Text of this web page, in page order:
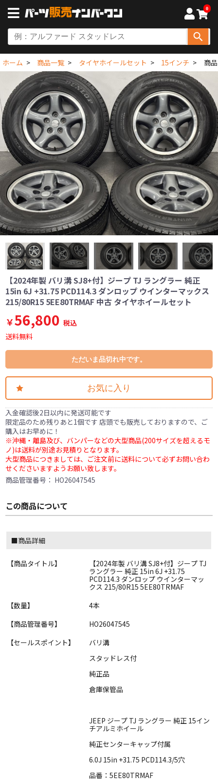
0
ホーム 商品一覧 タイヤホイールセット 15インチ 商
【2024年製 バリ溝 SJ8+付】ジープ TJ ラングラー 純正
15in 6J +31.75 PCD114.3 ダンロップ ウインターマックス
215/80R15 5EE80TRMAF 中古 タイヤホイールセット
￥56,800 税込
送料無料
ただいま品切れ中です。
お気に入り
入金確認後2日以内に発送可能です
限定品のため残りあと1個です 店頭でも販売しておりますので、ご
購入はお早めに！
※沖縄・離島及び、バンパーなどの大型商品(200サイズを超えるモ
ノ)は送料が別途お見積りとなります。
大型商品につきましては、ご注文前に送料について必ずお問い合わ
せくださいますようお願い致します。
商品管理番号： HO26047545
この商品について
■商品詳細
【商品タイトル】
【2024年製 バリ溝 SJ8+付】ジープ TJ
ラングラー 純正 15in 6J +31.75
PCD114.3 ダンロップ ウインターマッ
クス 215/80R15 5EE80TRMAF
【数量】
4本
【商品管理番号】
HO26047545
【セールスポイント】
バリ溝
スタッドレス付
純正品
倉庫保管品
JEEP ジープ TJ ラングラー 純正 15イン
チアルミホイール
純正センターキャップ付属
6.0J 15in +31.75 PCD114.3/5穴
品番：5EE80TRMAF